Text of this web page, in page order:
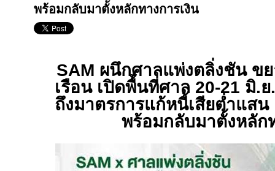
พร้อมกลับมาตั้งหลักทางการเงิน
SAM ผนึกศาลแพ่งตลิ่งชัน ข
เรือน เปิดพื้นที่ศาล 20-21 มิ.
ถึงมาตรการแก้หนี้เสียต่ำแสน
พร้อมกลับมาตั้งหลัก